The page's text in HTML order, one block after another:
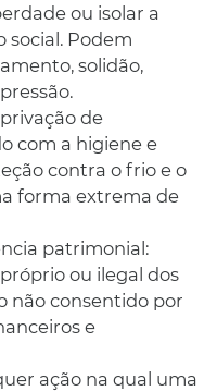
ou isolar a
social. Podem
solidão,
de
com a higiene e
contra o frio e o
forma extrema de
patrimonial:
ou ilegal dos
não consentido por
e
ação na qual uma